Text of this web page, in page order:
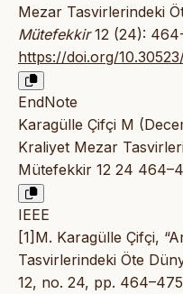
Mezar Tasvirlerindeki
Mütefekkir12 (24):
https://doi.org/
EndNote
Karagülle Çifçi M
Kraliyet Mezar
Mütefekkir 12 24
IEEE
[1]M. Karagülle Çifçi,
Tasvirlerindeki Öte
12, no. 24, pp.